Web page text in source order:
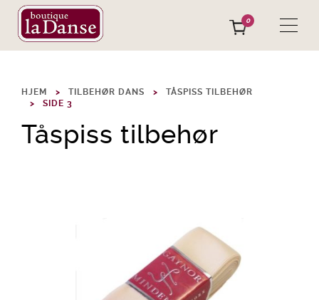
0
HJEM TILBEHØR DANS
TÅSPISS TILBEHØR
SIDE 3
Tåspiss tilbehør